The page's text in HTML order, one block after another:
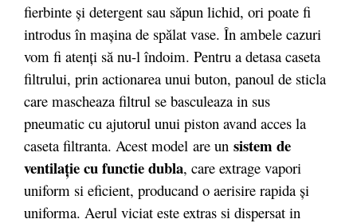
fierbinte şi detergent sau săpun lichid, ori poate fi
introdus în maşina de spălat vase. În ambele cazuri
vom fi atenţi să nu-l îndoim. Pentru a detasa caseta
filtrului, prin actionarea unui buton, panoul de sticla
care mascheaza filtrul se basculeaza in sus
pneumatic cu ajutorul unui piston avand acces la
caseta filtranta. Acest model are un sistem de
ventilaţie cu functie dubla, care extrage vapori
uniform si eficient, producand o aerisire rapida şi
uniforma. Aerul viciat este extras si dispersat in